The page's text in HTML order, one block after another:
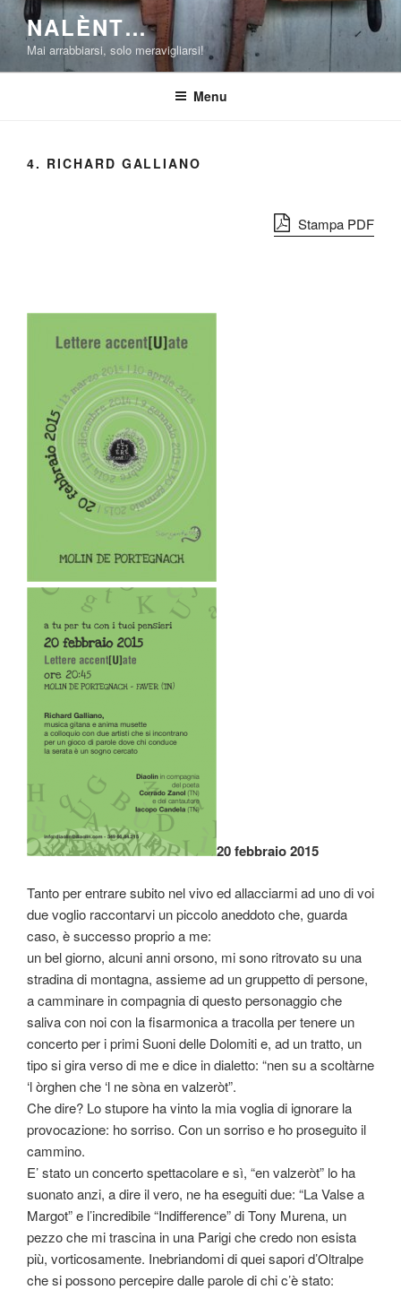
Salta
contenuto
NALÈNT…
Mai arrabbiarsi, solo meravigliarsi!
Menu
4. RICHARD GALLIANO
Stampa PDF
20 febbraio 2015
Tanto per entrare subito nel vivo ed allacciarmi ad uno di voi
due voglio raccontarvi un piccolo aneddoto che, guarda
caso, è successo proprio a me:
un bel giorno, alcuni anni orsono, mi sono ritrovato su una
stradina di montagna, assieme ad un gruppetto di persone,
a camminare in compagnia di questo personaggio che
saliva con noi con la fisarmonica a tracolla per tenere un
concerto per i primi Suoni delle Dolomiti e, ad un tratto, un
tipo si gira verso di me e dice in dialetto: “nen su a scoltàrne
‘l òrghen che ‘l ne sòna en valzeròt”.
Che dire? Lo stupore ha vinto la mia voglia di ignorare la
provocazione: ho sorriso. Con un sorriso e ho proseguito il
cammino.
E’ stato un concerto spettacolare e sì, “en valzeròt” lo ha
suonato anzi, a dire il vero, ne ha eseguiti due: “La Valse a
Margot” e l’incredibile “Indifference” di Tony Murena, un
pezzo che mi trascina in una Parigi che credo non esista
più, vorticosamente. Inebriandomi di quei sapori d’Oltralpe
che si possono percepire dalle parole di chi c’è stato: